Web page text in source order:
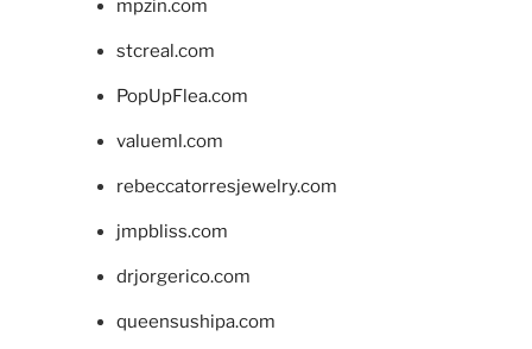
mpzin.com
stcreal.com
PopUpFlea.com
valueml.com
rebeccatorresjewelry.com
jmpbliss.com
drjorgerico.com
queensushipa.com